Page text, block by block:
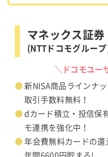
マネックス証券
(NTTドコモグルー
＼ドコモユー
新NISA商品ラインナ
取引手数料無料！
dカード積立・投信保
モ連携を強化中！
年会費無料カードの